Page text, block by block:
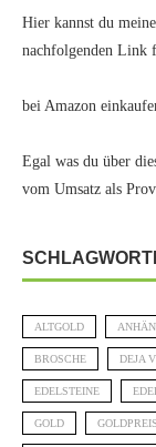
Hier kannst du
nachfolgenden Link
bei Amazon
Egal was du über
vom Umsatz als
ALTGOLD
BROSCHE DEJA
EDELSTEINE
GOLD GOLDPREIS